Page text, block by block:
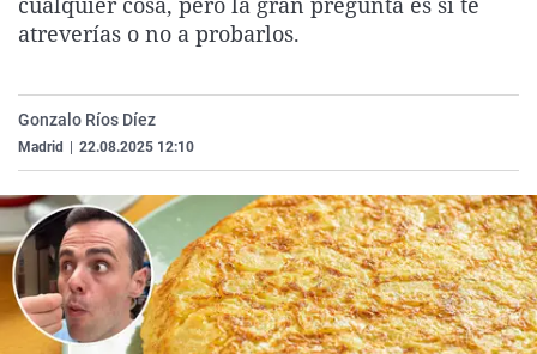
La rosa de los vientos
Como el perro y el
Caso
Equipo de
Extremadura
La Rioja
Virales
Elecciones
atreverías o no a probarlos.
Gonzalo Ríos Díez
Madrid 22.08.2025 12:10